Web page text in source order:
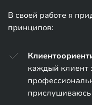
В своей работе я
принципов:
каждый клиент